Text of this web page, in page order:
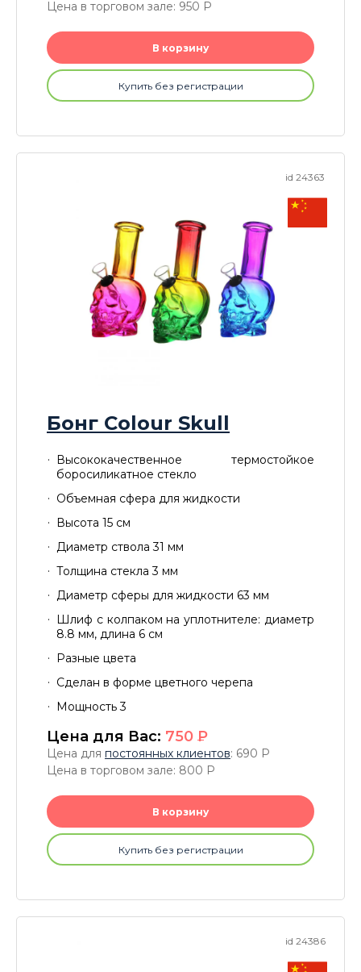
Цена в торговом зале: 950 P
В корзину
Купить без регистрации
id 24363
Бонг Colour Skull
Высококачественное термостойкое
боросиликатное стекло
Объемная сфера для жидкости
Высота 15 см
Диаметр ствола 31 мм
Толщина стекла 3 мм
Диаметр сферы для жидкости 63 мм
Шлиф с колпаком на уплотнителе: диаметр
8.8 мм, длина 6 см
Разные цвета
Сделан в форме цветного черепа
Мощность 3
Цена для Вас: 750 P
Цена для постоянных клиентов: 690 P
Цена в торговом зале: 800 P
В корзину
Купить без регистрации
id 24386